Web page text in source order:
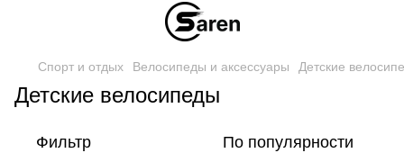
Спорт и отдых Велосипеды и аксессуары Детские
Детские велосипеды
Фильтр По популярности